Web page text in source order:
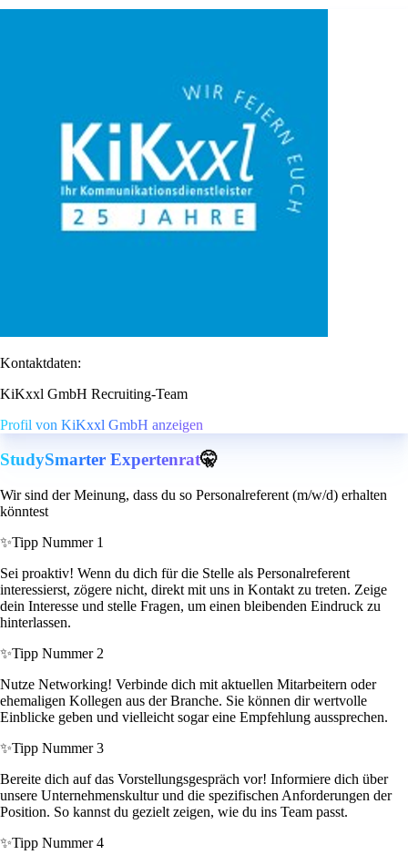
Kontaktdaten:
KiKxxl GmbH Recruiting-Team
Profil von KiKxxl GmbH anzeigen
StudySmarter Expertenrat🤫
Wir sind der Meinung, dass du so Personalreferent (m/w/d) erhalten
könntest
✨Tipp Nummer 1
Sei proaktiv! Wenn du dich für die Stelle als Personalreferent
interessierst, zögere nicht, direkt mit uns in Kontakt zu treten. Zeige
dein Interesse und stelle Fragen, um einen bleibenden Eindruck zu
hinterlassen.
✨Tipp Nummer 2
Nutze Networking! Verbinde dich mit aktuellen Mitarbeitern oder
ehemaligen Kollegen aus der Branche. Sie können dir wertvolle
Einblicke geben und vielleicht sogar eine Empfehlung aussprechen.
✨Tipp Nummer 3
Bereite dich auf das Vorstellungsgespräch vor! Informiere dich über
unsere Unternehmenskultur und die spezifischen Anforderungen der
Position. So kannst du gezielt zeigen, wie du ins Team passt.
✨Tipp Nummer 4